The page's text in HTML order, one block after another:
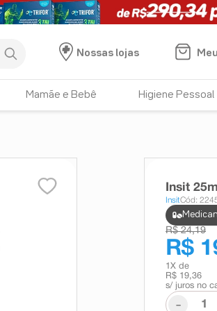
Nossas lojas
Mamãe e Bebê Higiene Pessoal
Insit
InsitCód:
R$ 24,19
R$
1 X de
R$ 19,36
s/ juros no
-